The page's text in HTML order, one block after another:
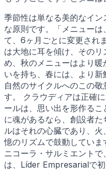
季節性は単なる美的なイ
な原則です。「メニュー
て、6ヶ月ごとに変更され
は大地に耳を傾け、その
め、秋のメニューはより
いを持ち、春には、より新
自然のサイクルへのこの
す。 クラウディアは正確
ールは、思い出を形作る
に魂があるなら、創設者
ルはそれの心臓であり、
憶のリズムで鼓動してい
ニコーラ・サルミエントで
は、Líder Empresarialで初